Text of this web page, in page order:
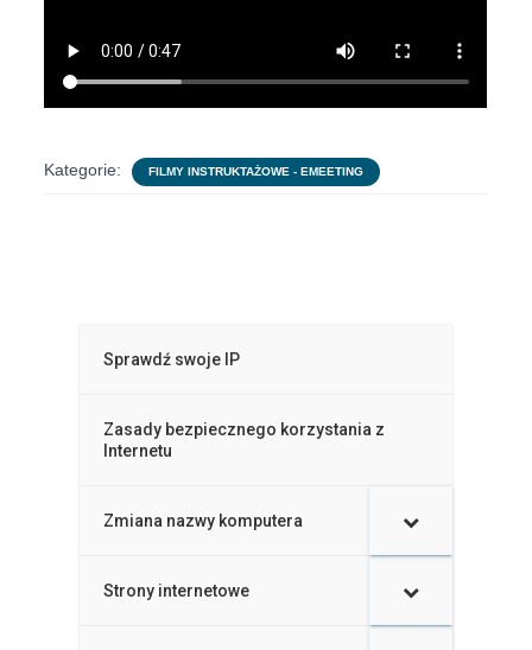
Kategorie: FILMY INSTRUKTAŻOWE - EMEETING
Sprawdź swoje IP
Zasady bezpiecznego korzystania z
Internetu
Zmiana nazwy komputera
–
Strony internetowe